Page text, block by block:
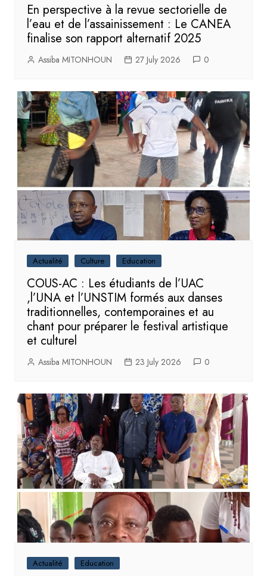
En perspective à la revue sectorielle de
l’eau et de l’assainissement : Le CANEA
finalise son rapport alternatif 2025
Assiba MITONHOUN 27 July 2026 0
Actualité Culture Education
COUS-AC : Les étudiants de l’UAC
,l’UNA et l’UNSTIM formés aux danses
traditionnelles, contemporaines et au
chant pour préparer le festival artistique
et culturel
Assiba MITONHOUN 23 July 2026 0
Actualité Education